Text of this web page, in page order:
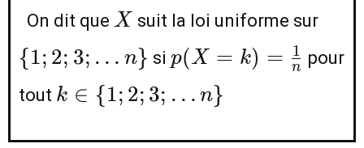
On dit que X
X suit la loi uniforme sur
{1; 2; 3; … n} si p(X=k)=\frac{1}
{n}
p(X = k) = n
1 pour
tout k \in \
{1;2;3;
…n\}
k ∈ {1; 2; 3; … n}